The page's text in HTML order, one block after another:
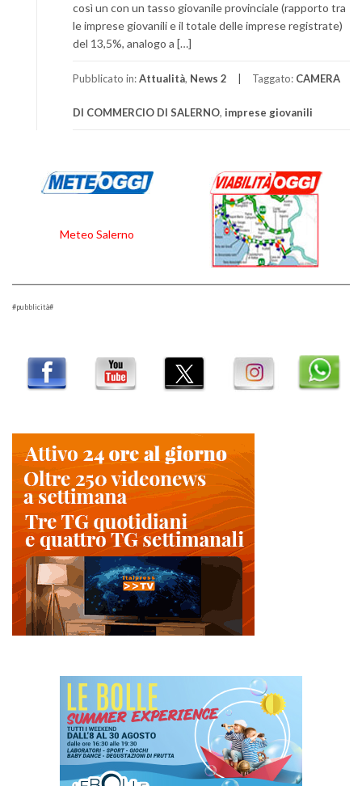
così un con un tasso giovanile provinciale (rapporto tra
le imprese giovanili e il totale delle imprese registrate)
del 13,5%, analogo a […]
Pubblicato in:Attualità, News 2 Taggato: CAMERA
DI COMMERCIO DI SALERNO, imprese giovanili
Meteo Salerno
#pubblicità#